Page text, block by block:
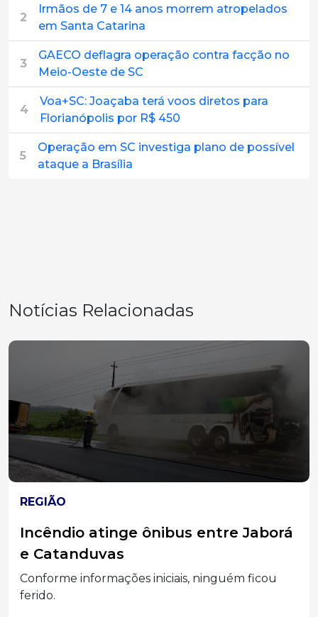
2
Irmãos de 7 e 14 anos morrem atropelados
em Santa Catarina
3
GAECO deflagra operação contra facção no
Meio-Oeste de SC
4
Voa+SC: Joaçaba terá voos diretos para
Florianópolis por R$ 450
5
Operação em SC investiga plano de possível
ataque a Brasília
Notícias Relacionadas
REGIÃO
Incêndio atinge ônibus entre Jaborá
e Catanduvas
Conforme informações iniciais, ninguém ficou
ferido.